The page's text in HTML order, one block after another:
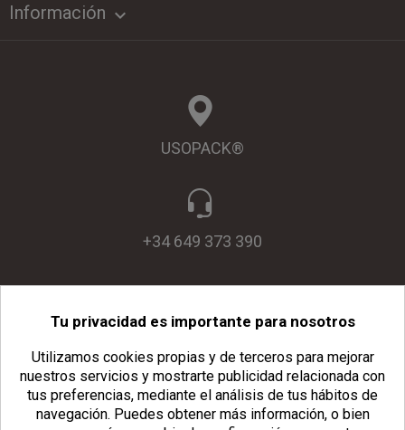
Información 
USOPACK®
+34 649 373 390
info@usopack.com
Tu privacidad es importante para nosotros
Utilizamos cookies propias y de terceros para mejorar
nuestros servicios y mostrarte publicidad relacionada con
tus preferencias, mediante el análisis de tus hábitos de
navegación. Puedes obtener más información, o bien